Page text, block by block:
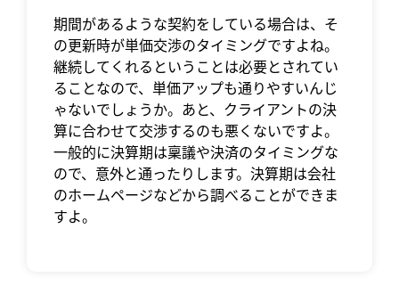
期間があるような契約をしている場合は、そ
の更新時が単価交渉のタイミングですよね。
継続してくれるということは必要とされてい
ることなので、単価アップも通りやすいんじ
ゃないでしょうか。あと、クライアントの決
算に合わせて交渉するのも悪くないですよ。
一般的に決算期は稟議や決済のタイミングな
ので、意外と通ったりします。決算期は会社
のホームページなどから調べることができま
すよ。